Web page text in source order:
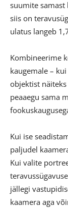
suumite
siis on
ulatus langeb
Kombineerime
kaugemale –
objektist
peaaegu sama
Kui ise
paljudel
Kui valite
jällegi
kaamera aga